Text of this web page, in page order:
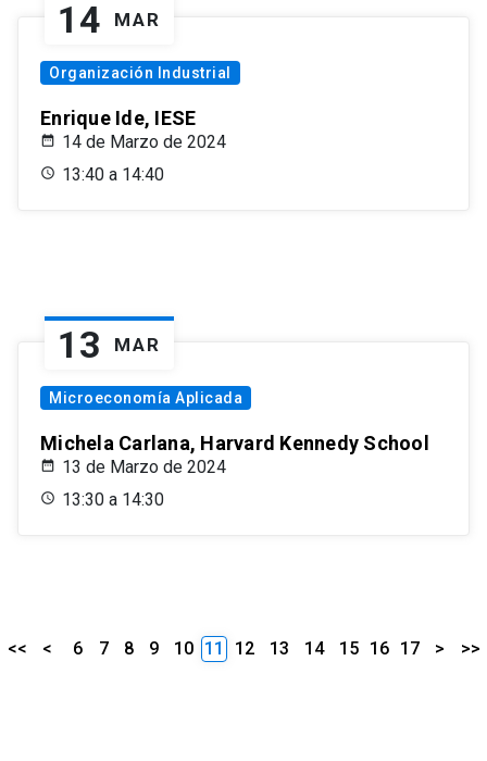
14 MAR
Organización Industrial
Enrique Ide, IESE
14 de Marzo de 2024
13:40 a 14:40
13 MAR
Microeconomía Aplicada
Michela Carlana, Harvard Kennedy School
13 de Marzo de 2024
13:30 a 14:30
<< < 6 7 8 9 10 11 12 13 14 15 16 17 > >>